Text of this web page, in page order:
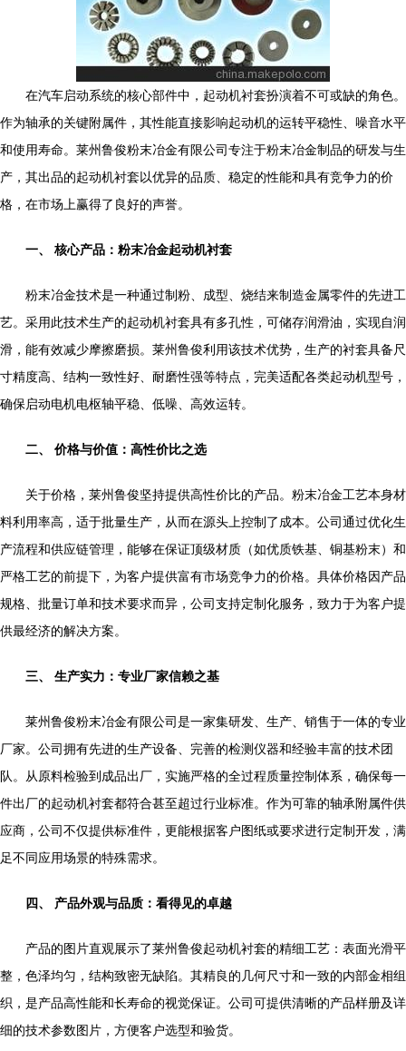
在汽车启动系统的核心部件中，起动机衬套扮演着不可或缺的角色。
作为轴承的关键附属件，其性能直接影响起动机的运转平稳性、噪音水平
和使用寿命。莱州鲁俊粉末冶金有限公司专注于粉末冶金制品的研发与生
产，其出品的起动机衬套以优异的品质、稳定的性能和具有竞争力的价
格，在市场上赢得了良好的声誉。
一、 核心产品：粉末冶金起动机衬套
粉末冶金技术是一种通过制粉、成型、烧结来制造金属零件的先进工
艺。采用此技术生产的起动机衬套具有多孔性，可储存润滑油，实现自润
滑，能有效减少摩擦磨损。莱州鲁俊利用该技术优势，生产的衬套具备尺
寸精度高、结构一致性好、耐磨性强等特点，完美适配各类起动机型号，
确保启动电机电枢轴平稳、低噪、高效运转。
二、 价格与价值：高性价比之选
关于价格，莱州鲁俊坚持提供高性价比的产品。粉末冶金工艺本身材
料利用率高，适于批量生产，从而在源头上控制了成本。公司通过优化生
产流程和供应链管理，能够在保证顶级材质（如优质铁基、铜基粉末）和
严格工艺的前提下，为客户提供富有市场竞争力的价格。具体价格因产品
规格、批量订单和技术要求而异，公司支持定制化服务，致力于为客户提
供最经济的解决方案。
三、 生产实力：专业厂家信赖之基
莱州鲁俊粉末冶金有限公司是一家集研发、生产、销售于一体的专业
厂家。公司拥有先进的生产设备、完善的检测仪器和经验丰富的技术团
队。从原料检验到成品出厂，实施严格的全过程质量控制体系，确保每一
件出厂的起动机衬套都符合甚至超过行业标准。作为可靠的轴承附属件供
应商，公司不仅提供标准件，更能根据客户图纸或要求进行定制开发，满
足不同应用场景的特殊需求。
四、 产品外观与品质：看得见的卓越
产品的图片直观展示了莱州鲁俊起动机衬套的精细工艺：表面光滑平
整，色泽均匀，结构致密无缺陷。其精良的几何尺寸和一致的内部金相组
织，是产品高性能和长寿命的视觉保证。公司可提供清晰的产品样册及详
细的技术参数图片，方便客户选型和验货。